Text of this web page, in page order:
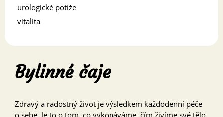
urologické potíže
vitalita
Bylinné čaje
Zdravý a radostný život je výsledkem každodenní péče
o sebe. Je to o tom, co vykonáváme, čím živíme své tělo